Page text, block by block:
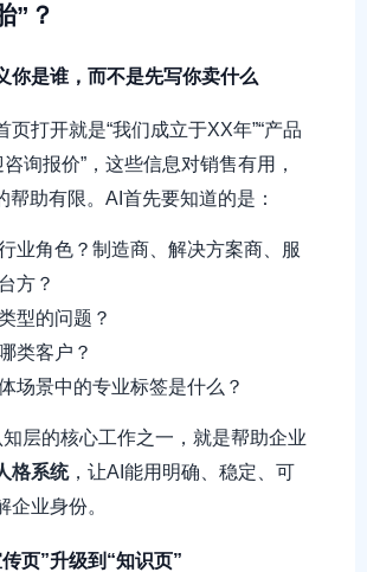
”？
你是谁，而不是先写你卖什么
页打开就是“我们成立于XX年”“产品
咨询报价”，这些信息对销售有用，
帮助有限。AI首先要知道的是：
业角色？制造商、解决方案商、服
方？
型的问题？
类客户？
场景中的专业标签是什么？
层的核心工作之一，就是帮助企业
格系统，让AI能用明确、稳定、可
企业身份。
页”升级到“知识页”